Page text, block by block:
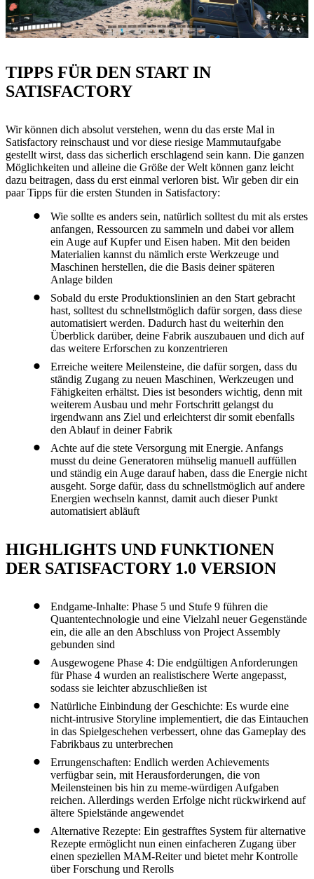
TIPPS FÜR DEN START IN
SATISFACTORY
Wir können dich absolut verstehen, wenn du das erste Mal in
Satisfactory reinschaust und vor diese riesige Mammutaufgabe
gestellt wirst, dass das sicherlich erschlagend sein kann. Die ganzen
Möglichkeiten und alleine die Größe der Welt können ganz leicht
dazu beitragen, dass du erst einmal verloren bist. Wir geben dir ein
paar Tipps für die ersten Stunden in Satisfactory:
Wie sollte es anders sein, natürlich solltest du mit als erstes
anfangen, Ressourcen zu sammeln und dabei vor allem
ein Auge auf Kupfer und Eisen haben. Mit den beiden
Materialien kannst du nämlich erste Werkzeuge und
Maschinen herstellen, die die Basis deiner späteren
Anlage bilden
Sobald du erste Produktionslinien an den Start gebracht
hast, solltest du schnellstmöglich dafür sorgen, dass diese
automatisiert werden. Dadurch hast du weiterhin den
Überblick darüber, deine Fabrik auszubauen und dich auf
das weitere Erforschen zu konzentrieren
Erreiche weitere Meilensteine, die dafür sorgen, dass du
ständig Zugang zu neuen Maschinen, Werkzeugen und
Fähigkeiten erhältst. Dies ist besonders wichtig, denn mit
weiterem Ausbau und mehr Fortschritt gelangst du
irgendwann ans Ziel und erleichterst dir somit ebenfalls
den Ablauf in deiner Fabrik
Achte auf die stete Versorgung mit Energie. Anfangs
musst du deine Generatoren mühselig manuell auffüllen
und ständig ein Auge darauf haben, dass die Energie nicht
ausgeht. Sorge dafür, dass du schnellstmöglich auf andere
Energien wechseln kannst, damit auch dieser Punkt
automatisiert abläuft
HIGHLIGHTS UND FUNKTIONEN
DER SATISFACTORY 1.0 VERSION
Endgame-Inhalte: Phase 5 und Stufe 9 führen die
Quantentechnologie und eine Vielzahl neuer Gegenstände
ein, die alle an den Abschluss von Project Assembly
gebunden sind
Ausgewogene Phase 4: Die endgültigen Anforderungen
für Phase 4 wurden an realistischere Werte angepasst,
sodass sie leichter abzuschließen ist
Natürliche Einbindung der Geschichte: Es wurde eine
nicht-intrusive Storyline implementiert, die das Eintauchen
in das Spielgeschehen verbessert, ohne das Gameplay des
Fabrikbaus zu unterbrechen
Errungenschaften: Endlich werden Achievements
verfügbar sein, mit Herausforderungen, die von
Meilensteinen bis hin zu meme-würdigen Aufgaben
reichen. Allerdings werden Erfolge nicht rückwirkend auf
ältere Spielstände angewendet
Alternative Rezepte: Ein gestrafftes System für alternative
Rezepte ermöglicht nun einen einfacheren Zugang über
einen speziellen MAM-Reiter und bietet mehr Kontrolle
über Forschung und Rerolls